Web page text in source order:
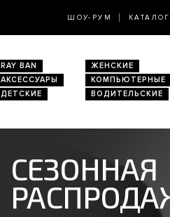
ШОУ-РУМ КАТАЛОГ
RAY BAN
ЖЕНСКИЕ
АКСЕССУАРЫ
КОМПЬЮТЕРНЫЕ
ДЕТСКИЕ ВОДИТЕЛЬСКИЕ
СЕЗОННАЯ